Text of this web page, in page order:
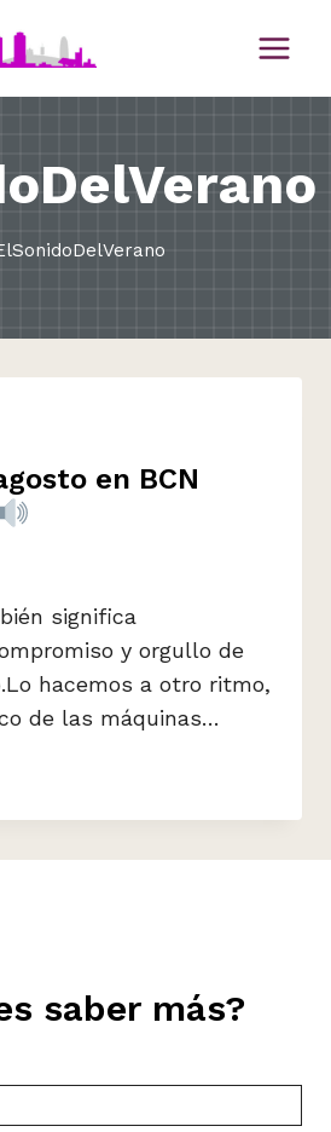
en BCN
significa
y orgullo de
hacemos a otro ritmo,
de las máquinas…
saber más?